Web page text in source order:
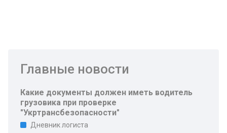
Главные новости
Какие документы должен иметь водитель
грузовика при проверке
"Укртрансбезопасности"
Дневник логиста